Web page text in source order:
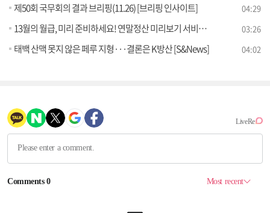
제50회 국무회의 결과 브리핑(11.26) [브리핑 인사이트] 04:29
13월의 월급, 미리 준비하세요! 연말정산 미리보기 서비스 [클릭K+] 03:26
태백 산맥 못지 않은 페루 지형···결론은 K방산 [S&News] 04:02